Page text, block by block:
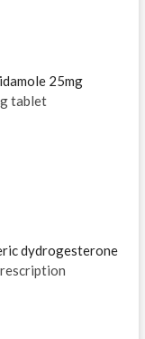
25mg
tablet
dydrogesterone